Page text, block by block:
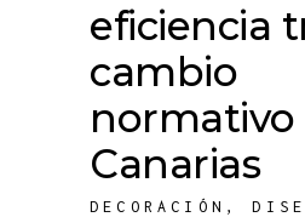
eficiencia
cambio
normativo
Canarias
DECORACIÓN ,